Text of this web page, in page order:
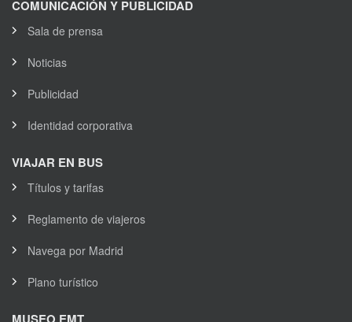
COMUNICACIÓN Y PUBLICIDAD
Sala de prensa
Noticias
Publicidad
Identidad corporativa
VIAJAR EN BUS
Títulos y tarifas
Reglamento de viajeros
Navega por Madrid
Plano turístico